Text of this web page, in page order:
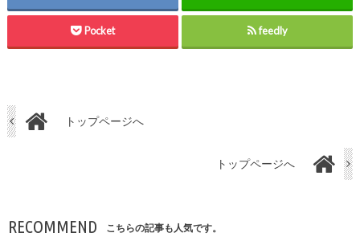
Pocket feedly
トップページへ
トップページへ
RECOMMEND こちらの記事も人気です。